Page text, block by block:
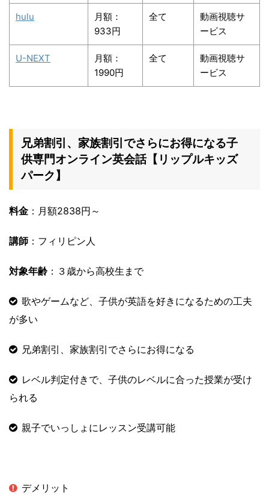
hulu
月額：
933円
全て
動画視聴サ
ービス
U-NEXT
月額：
1990円
全て
動画視聴サ
ービス
兄弟割引、家族割引でさらにお得になる子
供専門オンライン英会話【リップルキッズ
パーク】
料金 ：月額2838円～
講師 ：フィリピン人
対象年齢 ：３歳から高校生まで
歌やゲームなど、子供が英語を好きになるための工夫
が多い
兄弟割引、家族割引でさらにお得になる
レベル判定付きで、子供のレベルに合った授業が受け
られる
親子でいっしょにレッスン受講可能
デメリット